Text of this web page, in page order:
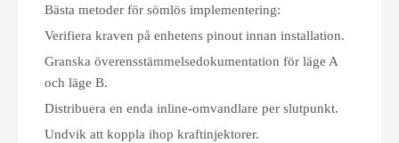
Bästa metoder för sömlös implementering:
Verifiera kraven på enhetens pinout innan installation.
Granska överensstämmelsedokumentation för läge A
och läge B.
Distribuera en enda inline-omvandlare per slutpunkt.
Undvik att koppla ihop kraftinjektorer.